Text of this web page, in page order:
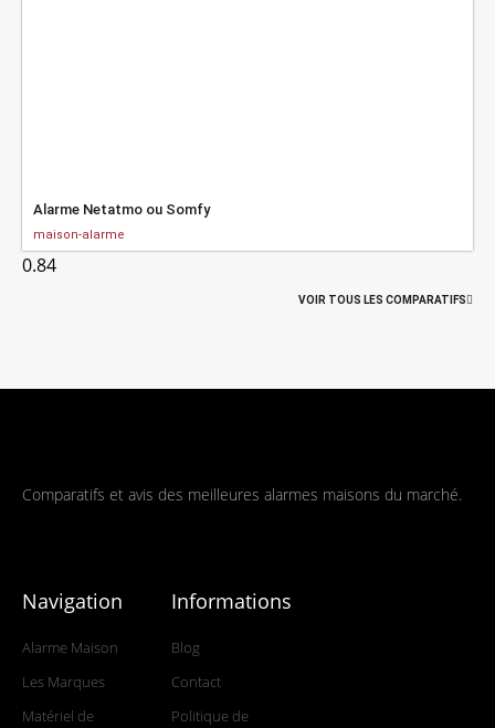
Alarme Netatmo ou Somfy
maison-alarme
VOIR TOUS LES COMPARATIFS
Comparatifs et avis des meilleures alarmes maisons du marché.
Navigation
Alarme Maison
Les Marques
Matériel de
Informations
Blog
Contact
Politique de